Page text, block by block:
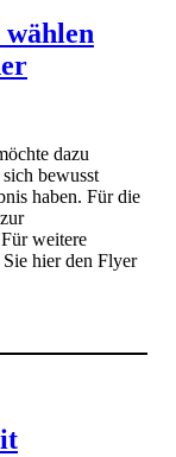
dazu
bewusst
haben. Für die
weitere
hier den Flyer